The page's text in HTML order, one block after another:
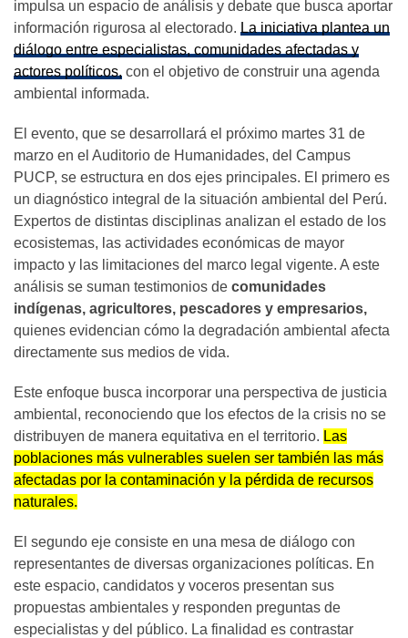
impulsa un espacio de análisis y debate que busca aportar
información rigurosa al electorado. La iniciativa plantea un
diálogo entre especialistas, comunidades afectadas y
actores políticos, con el objetivo de construir una agenda
ambiental informada.
El evento, que se desarrollará el próximo martes 31 de
marzo en el Auditorio de Humanidades, del Campus
PUCP, se estructura en dos ejes principales. El primero es
un diagnóstico integral de la situación ambiental del Perú.
Expertos de distintas disciplinas analizan el estado de los
ecosistemas, las actividades económicas de mayor
impacto y las limitaciones del marco legal vigente. A este
análisis se suman testimonios de comunidades
indígenas, agricultores, pescadores y empresarios,
quienes evidencian cómo la degradación ambiental afecta
directamente sus medios de vida.
Este enfoque busca incorporar una perspectiva de justicia
ambiental, reconociendo que los efectos de la crisis no se
distribuyen de manera equitativa en el territorio. Las
poblaciones más vulnerables suelen ser también las más
afectadas por la contaminación y la pérdida de recursos
naturales.
El segundo eje consiste en una mesa de diálogo con
representantes de diversas organizaciones políticas. En
este espacio, candidatos y voceros presentan sus
propuestas ambientales y responden preguntas de
especialistas y del público. La finalidad es contrastar